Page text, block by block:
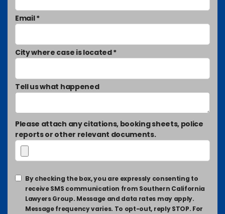
Email *
City where case is located *
Tell us what happened
Please attach any citations, booking sheets, police
reports or other relevant documents.
By checking the box, you are expressly consenting to
receive SMS communication from Southern California
Lawyers Group. Message and data rates may apply.
Message frequency varies. To opt-out, reply STOP. For